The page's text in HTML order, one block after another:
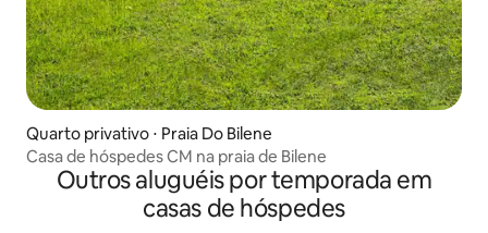
Quarto privativo ⋅ Praia Do Bilene
Casa de hóspedes CM na praia de Bilene
Outros aluguéis por temporada em
casas de hóspedes